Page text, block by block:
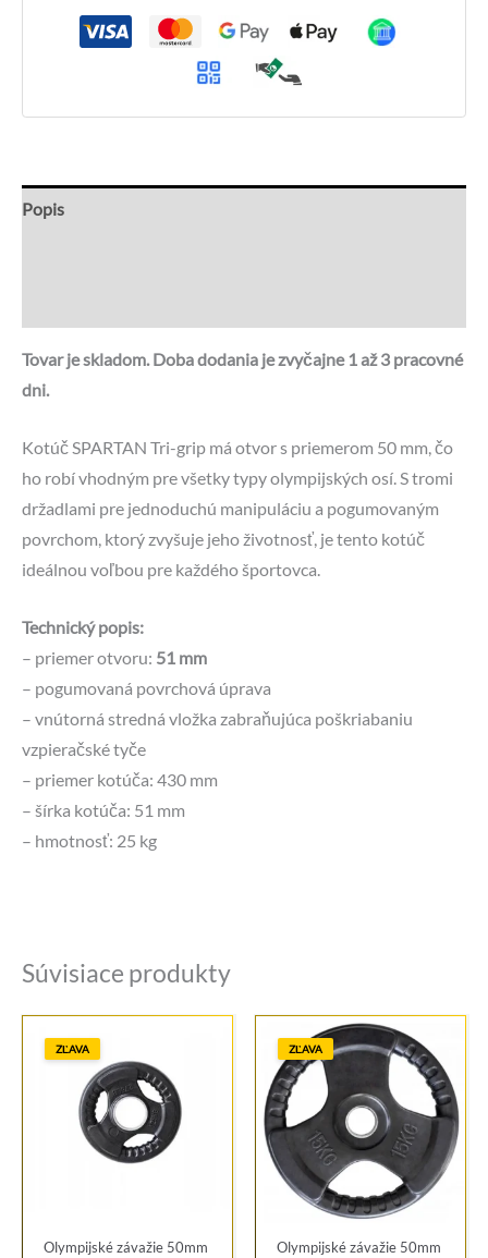
Popis
Tovar je skladom. Doba dodania je zvyčajne 1 až 3 pracovné
dni.
Kotúč SPARTAN Tri-grip má otvor s priemerom 50 mm, čo
ho robí vhodným pre všetky typy olympijských osí. S tromi
držadlami pre jednoduchú manipuláciu a pogumovaným
povrchom, ktorý zvyšuje jeho životnosť, je tento kotúč
ideálnou voľbou pre každého športovca.
Technický popis:
– priemer otvoru: 51 mm
– pogumovaná povrchová úprava
– vnútorná stredná vložka zabraňujúca poškriabaniu
vzpieračské tyče
– priemer kotúča: 430 mm
– šírka kotúča: 51 mm
– hmotnosť: 25 kg
Súvisiace produkty
ZĽAVA
Olympijské závažie 50mm
ZĽAVA
Olympijské závažie 50mm